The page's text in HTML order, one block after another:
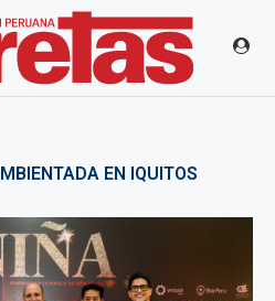
EN IQUITOS